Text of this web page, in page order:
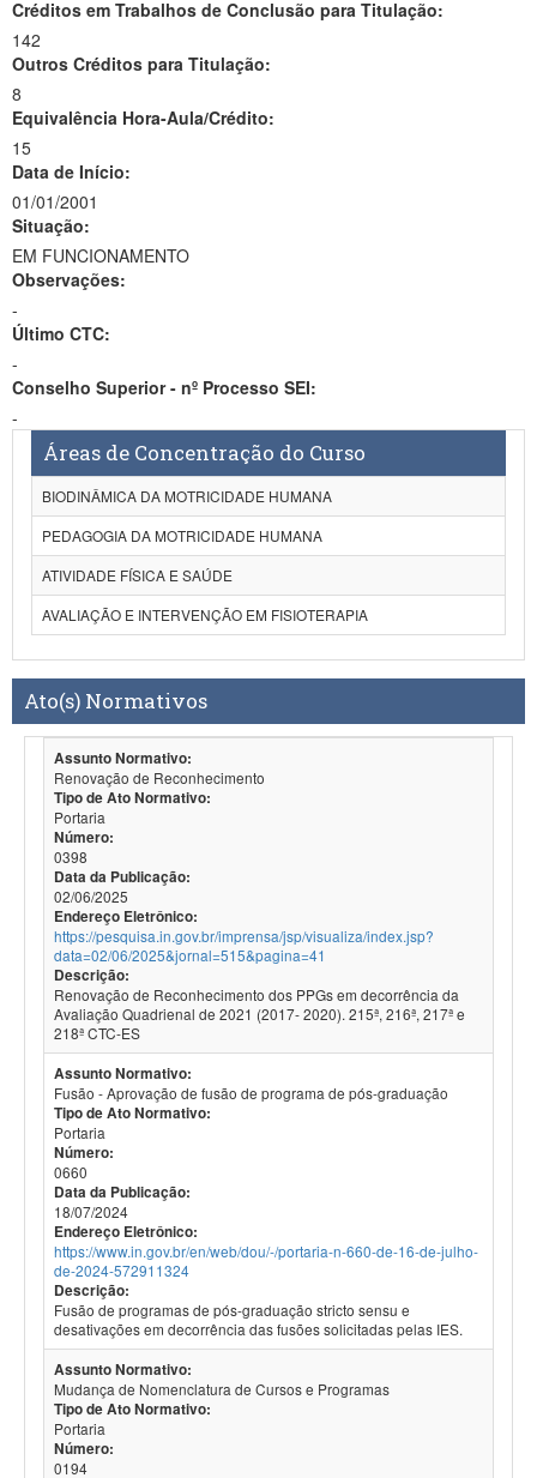
Créditos em Trabalhos de Conclusão para Titulação:
142
Outros Créditos para Titulação:
8
Equivalência Hora-Aula/Crédito:
15
Data de Início:
01/01/2001
Situação:
EM FUNCIONAMENTO
Observações:
-
Último CTC:
-
Conselho Superior - nº Processo SEI:
-
Áreas de Concentração do Curso
BIODINÂMICA DA MOTRICIDADE HUMANA
PEDAGOGIA DA MOTRICIDADE HUMANA
ATIVIDADE FÍSICA E SAÚDE
AVALIAÇÃO E INTERVENÇÃO EM FISIOTERAPIA
Ato(s) Normativos
Assunto Normativo:
Renovação de Reconhecimento
Tipo de Ato Normativo:
Portaria
Número:
0398
Data da Publicação:
02/06/2025
Endereço Eletrônico:
https://pesquisa.in.gov.br/imprensa/jsp/visualiza/index.jsp?
data=02/06/2025&jornal=515&pagina=41
Descrição:
Renovação de Reconhecimento dos PPGs em decorrência da
Avaliação Quadrienal de 2021 (2017- 2020). 215ª, 216ª, 217ª e
218ª CTC-ES
Assunto Normativo:
Fusão - Aprovação de fusão de programa de pós-graduação
Tipo de Ato Normativo:
Portaria
Número:
0660
Data da Publicação:
18/07/2024
Endereço Eletrônico:
https://www.in.gov.br/en/web/dou/-/portaria-n-660-de-16-de-julho-
de-2024-572911324
Descrição:
Fusão de programas de pós-graduação stricto sensu e
desativações em decorrência das fusões solicitadas pelas IES.
Assunto Normativo:
Mudança de Nomenclatura de Cursos e Programas
Tipo de Ato Normativo:
Portaria
Número:
0194